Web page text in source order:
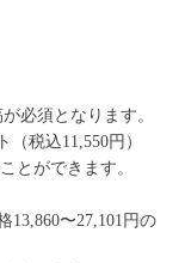
必須となります。
税込11,550円）
とができます。
13,860〜27,101円の